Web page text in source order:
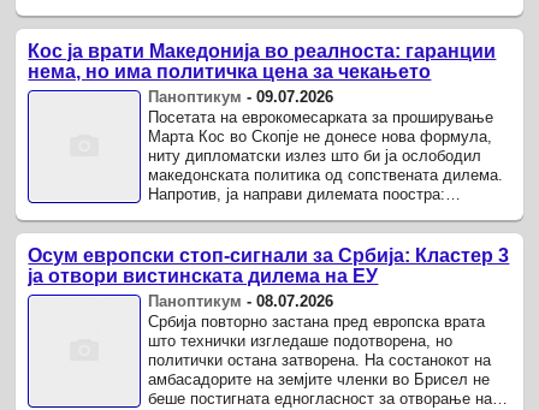
едно уверување дека целта е блиску.
Кос ја врати Македонија во реалноста: гаранции
нема, но има политичка цена за чекањето
Паноптикум -09.07.2026
Посетата на еврокомесарката за проширување
Марта Кос во Скопје не донесе нова формула,
ниту дипломатски излез што би ја ослободил
македонската политика од сопствената дилема.
Напротив, ја направи дилемата поостра:
дека по уставните ...
Осум европски стоп-сигнали за Србија: Кластер 3
ја отвори вистинската дилема на ЕУ
Паноптикум -08.07.2026
Србија повторно застана пред европска врата
што технички изгледаше подотворена, но
политички остана затворена. На состанокот на
амбасадорите на земјите членки во Брисел не
беше постигната едногласност за отворање на